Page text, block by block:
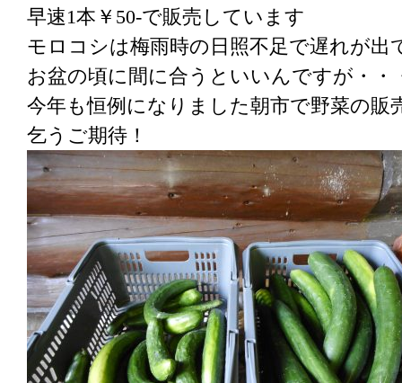
早速1本￥50-で販売しています
モロコシは梅雨時の日照不足で遅れが出
お盆の頃に間に合うといいんですが・・
今年も恒例になりました朝市で野菜の販
乞うご期待！